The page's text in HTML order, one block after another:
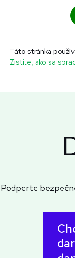
Táto stránka
Zistite, ako sa
Podporte